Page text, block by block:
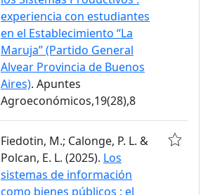
experiencia con estudiantes
en el Establecimiento “La
Maruja” (Partido General
Alvear Provincia de Buenos
Aires). Apuntes
Agroeconómicos,19(28),8
Fiedotin, M.; Calonge, P. L. &
Polcan, E. L. (2025). Los
sistemas de información
como bienes públicos : el